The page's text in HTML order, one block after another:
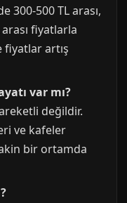
300-500 TL arası,
fiyatlarla
fiyatlar artış
var mı?
değildir.
ve kafeler
bir ortamda